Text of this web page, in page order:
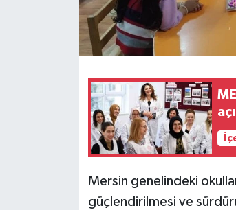
Mersin genelindeki
güçlendirilmesi ve